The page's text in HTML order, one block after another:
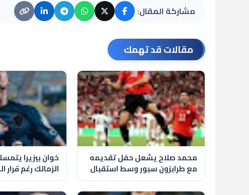
مشاركة المقال:
مقالات قد تهمك
محمد صلاح يشعل حفل تقديمه
مع طرابزون سبور وسط استقبال
تاريخي للجماهير
خوان بيزيرا
الزمالك رغم
مصيره